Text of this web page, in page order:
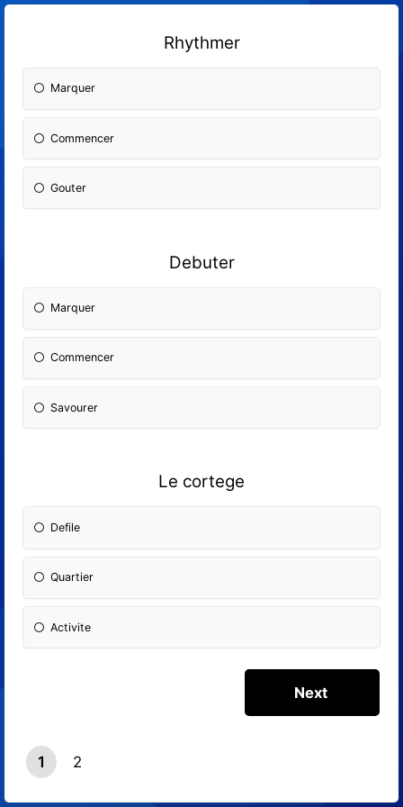
Rhythmer
Marquer
Commencer
Gouter
Debuter
Marquer
Commencer
Savourer
Le cortege
Defile
Quartier
Activite
1 2